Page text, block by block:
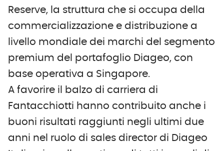
Reserve, la struttura che si occupa della
commercializzazione e distribuzione a
livello mondiale dei marchi del segmento
premium del portafoglio Diageo, con
base operativa a Singapore.
A favorire il balzo di carriera di
Fantacchiotti hanno contribuito anche i
buoni risultati raggiunti negli ultimi due
anni nel ruolo di sales director di Diageo